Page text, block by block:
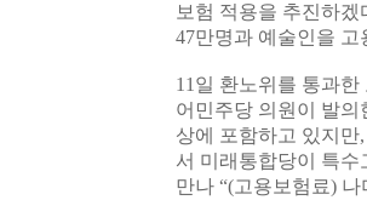
보험 적용을 추진하
47만명과 예술인을
11일 환노위를 통과
어민주당 의원이 발의
상에 포함하고 있지
서 미래통합당이 특
만나 “(고용보험료)